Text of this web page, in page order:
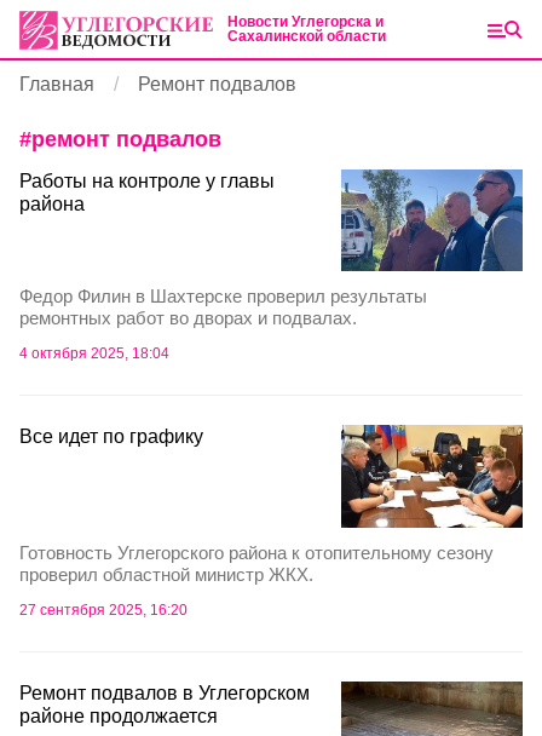
Новости Углегорска и
Сахалинской области
Главная Ремонт подвалов
#ремонт подвалов
Работы на контроле у главы
района
Федор Филин в Шахтерске проверил результаты
ремонтных работ во дворах и подвалах.
4 октября 2025, 18:04
Все идет по графику
Готовность Углегорского района к отопительному сезону
проверил областной министр ЖКХ.
27 сентября 2025, 16:20
Ремонт подвалов в Углегорском
районе продолжается